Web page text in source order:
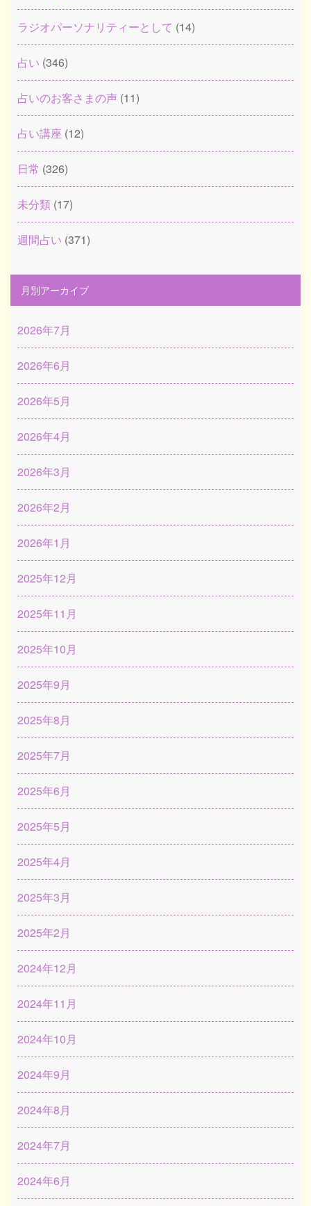
ラジオパーソナリティーとして (14)
占い (346)
占いのお客さまの声 (11)
占い講座 (12)
日常 (326)
未分類 (17)
週間占い (371)
月別アーカイブ
2026年7月
2026年6月
2026年5月
2026年4月
2026年3月
2026年2月
2026年1月
2025年12月
2025年11月
2025年10月
2025年9月
2025年8月
2025年7月
2025年6月
2025年5月
2025年4月
2025年3月
2025年2月
2024年12月
2024年11月
2024年10月
2024年9月
2024年8月
2024年7月
2024年6月